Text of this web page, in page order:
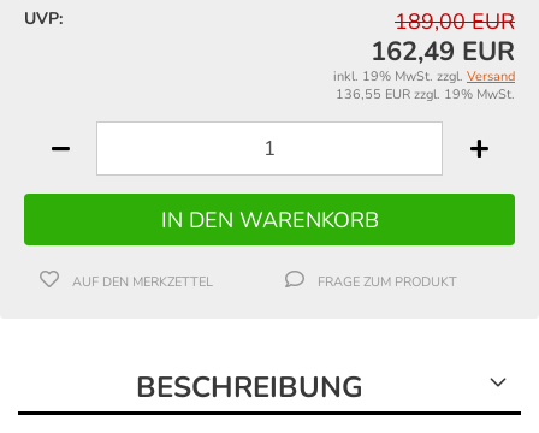
UVP: 189,00 EUR
162,49 EUR
inkl. 19% MwSt. zzgl. Versand
136,55 EUR zzgl. 19% MwSt.
AUF DEN MERKZETTEL FRAGE ZUM PRODUKT
BESCHREIBUNG